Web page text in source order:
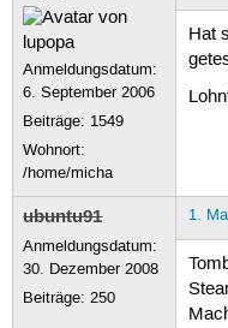
Anmeldungsdatum:
6. September 2006
Beiträge: 1549
Wohnort:
/home/micha
Hat
ubuntu91
Anmeldungsdatum:
30. Dezember 2008
Beiträge:250
1.